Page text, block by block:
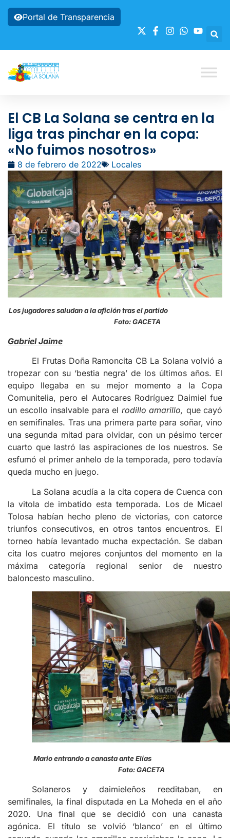
Portal de Transparencia
El CB La Solana se centra en la
liga tras pinchar en la copa:
«No fuimos nosotros»
8 de febrero de 2022 Locales
Los jugadores saludan a la afición tras el partido
Foto: GACETA
Gabriel Jaime
El Frutas Doña Ramoncita CB La Solana volvió a
tropezar con su ‘bestia negra’ de los últimos años. El
equipo llegaba en su mejor momento a la Copa
Comunitelia, pero el Autocares Rodríguez Daimiel fue
un escollo insalvable para el rodillo amarillo, que cayó
en semifinales. Tras una primera parte para soñar, vino
una segunda mitad para olvidar, con un pésimo tercer
cuarto que lastró las aspiraciones de los nuestros. Se
esfumó el primer anhelo de la temporada, pero todavía
queda mucho en juego.
La Solana acudía a la cita copera de Cuenca con
la vitola de imbatido esta temporada. Los de Micael
Tolosa habían hecho pleno de victorias, con catorce
triunfos consecutivos, en otros tantos encuentros. El
torneo había levantado mucha expectación. Se daban
cita los cuatro mejores conjuntos del momento en la
máxima categoría regional senior de nuestro
baloncesto masculino.
Mario entrando a canasta ante Elías
Foto: GACETA
Solaneros y daimieleños reeditaban, en
semifinales, la final disputada en La Moheda en el año
2020. Una final que se decidió con una canasta
agónica. El título se volvió ‘blanco’ en el último